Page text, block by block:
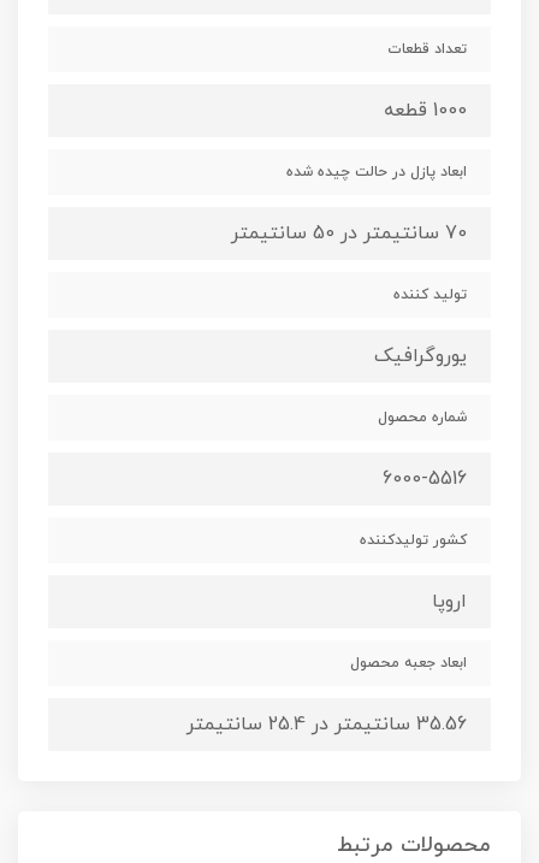
تعداد قطعات
1000 قطعه
ابعاد پازل در حالت چیده شده
70 سانتیمتر در 50 سانتیمتر
تولید کننده
یوروگرافیک
شماره محصول
6000-5516
کشور تولیدکننده
اروپا
ابعاد جعبه محصول
35.56 سانتیمتر در 25.4 سانتیمتر
محصولات مرتبط